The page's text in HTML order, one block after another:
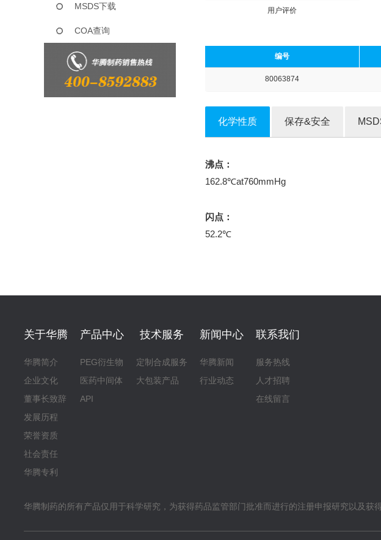
MSDS下载
COA查询
用户评价
编号
80063874
化学性质 保存&安全
沸点：
162.8℃at760mmHg
闪点：
52.2℃
关于华腾
华腾简介
企业文化
董事长致辞
发展历程
荣誉资质
社会责任
华腾专利
产品中心
PEG衍生物
医药中间体
API
技术服务
定制合成服务
大包装产品
新闻中心
华腾新闻
行业动态
联系我们
服务热线
人才招聘
在线留言
华腾制药的所有产品仅用于科学研究，为获得药品监管部门批准而进行的注册申报研究以及